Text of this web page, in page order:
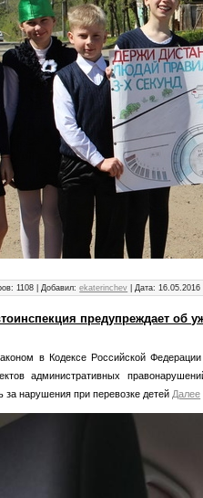
1108 | Добавил:ekaterinchev | Дата: 16.05.2016
предупреждает об
в Кодексе Российской
административных
за нарушения при перевозке детейДалее